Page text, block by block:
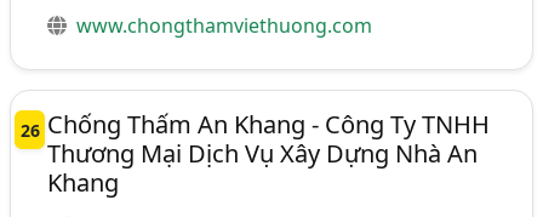
www.chongthamviethuong.com
26 Chống Thấm An Khang - Công Ty TNHH
Thương Mại Dịch Vụ Xây Dựng Nhà An
Khang